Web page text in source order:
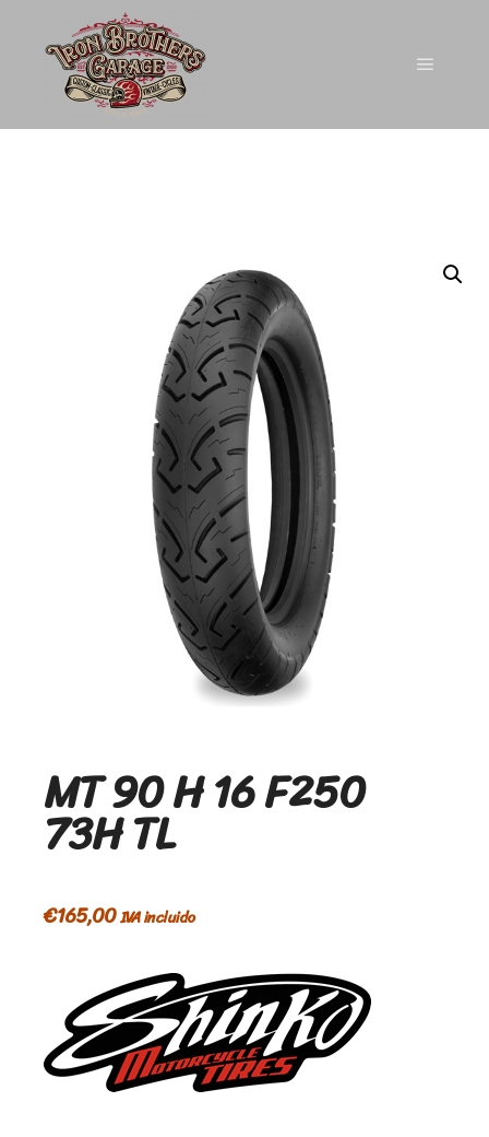
MT 90 H 16 F250
73H TL
€165,00IVA incluido